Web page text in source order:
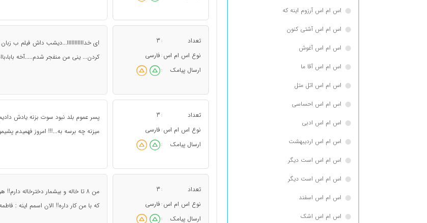
اس ام اس آرزوم اینه که
اس ام اس آشتی کنون
اس ام اس آغوش
اس ام اس آقا ما
اس ام اس اتل متل
اس ام اس احساسی
اس ام اس ادبی
اس ام اس اردیبهشت
اس ام اس است دیگر
اس ام اس است دیگر
اس ام اس اسفند
اس ام اس اشک
تعداد :
3
نوع اس ام اس : فارسی
ارسال پیامک
:
ای خدااااااااااا...دیشب داش فیلم ب
کردن... ینی من منفجر شدم.....آخه
تعداد :
3
نوع اس ام اس : فارسی
ارسال پیامک
:
پسر عموم بلد نبود سوت بزنه یادش
میزنه چه برسه به...!!! امروز فهمیدم
تعداد :
3
نوع اس ام اس : فارسی
ارسال پیامک
:
من 8 تا خاله و بیشمار دخترخاله
که با من کار داره!! الان اسمم اینه :